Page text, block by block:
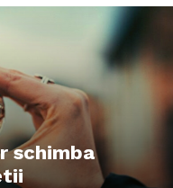
schimba